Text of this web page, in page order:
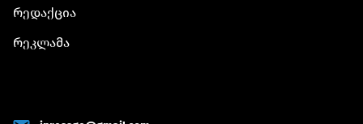
რედაქცია
რეკლამა